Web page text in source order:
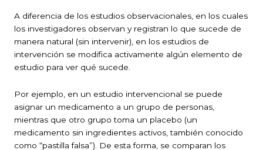
A diferencia de los estudios observacionales, en los cuales
los investigadores observan y registran lo que sucede de
manera natural (sin intervenir), en los estudios de
intervención se modifica activamente algún elemento de
estudio para ver qué sucede.
Por ejemplo, en un estudio intervencional se puede
asignar un medicamento a un grupo de personas,
mientras que otro grupo toma un placebo (un
medicamento sin ingredientes activos, también conocido
como “pastilla falsa”). De esta forma, se comparan los